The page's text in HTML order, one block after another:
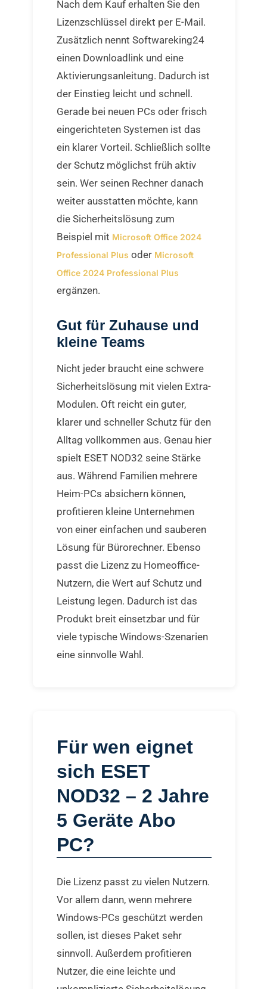
Nach dem Kauf erhalten Sie den
Lizenzschlüssel direkt per E-Mail.
Zusätzlich nennt Softwareking24
einen Downloadlink und eine
Aktivierungsanleitung. Dadurch ist
der Einstieg leicht und schnell.
Gerade bei neuen PCs oder frisch
eingerichteten Systemen ist das
ein klarer Vorteil. Schließlich sollte
der Schutz möglichst früh aktiv
sein. Wer seinen Rechner danach
weiter ausstatten möchte, kann
die Sicherheitslösung zum
Beispiel mit Microsoft Office 2024
Professional Plus oder Microsoft
Office 2024 Professional Plus
ergänzen.
Gut für Zuhause und
kleine Teams
Nicht jeder braucht eine schwere
Sicherheitslösung mit vielen Extra-
Modulen. Oft reicht ein guter,
klarer und schneller Schutz für den
Alltag vollkommen aus. Genau hier
spielt ESET NOD32 seine Stärke
aus. Während Familien mehrere
Heim-PCs absichern können,
profitieren kleine Unternehmen
von einer einfachen und sauberen
Lösung für Bürorechner. Ebenso
passt die Lizenz zu Homeoffice-
Nutzern, die Wert auf Schutz und
Leistung legen. Dadurch ist das
Produkt breit einsetzbar und für
viele typische Windows-Szenarien
eine sinnvolle Wahl.
Für wen eignet
sich ESET
NOD32 – 2 Jahre
5 Geräte Abo
PC?
Die Lizenz passt zu vielen Nutzern.
Vor allem dann, wenn mehrere
Windows-PCs geschützt werden
sollen, ist dieses Paket sehr
sinnvoll. Außerdem profitieren
Nutzer, die eine leichte und